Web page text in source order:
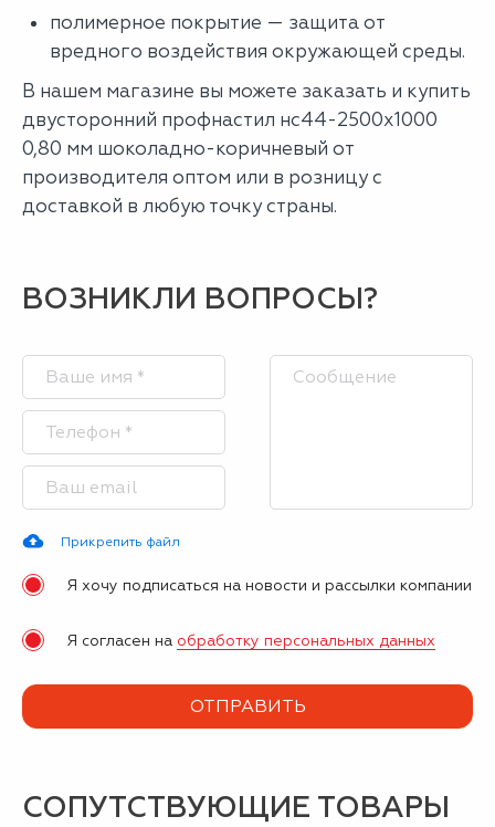
полимерное покрытие — защита от
вредного воздействия окружающей среды.
В нашем магазине вы можете заказать и купить
двусторонний профнастил нс44-2500х1000
0,80 мм шоколадно-коричневый от
производителя оптом или в розницу с
доставкой в любую точку страны.
ВОЗНИКЛИ ВОПРОСЫ?
Прикрепить файл
Я хочу подписаться на новости и рассылки компании
Я согласен на обработку персональных данных
СОПУТСТВУЮЩИЕ ТОВАРЫ